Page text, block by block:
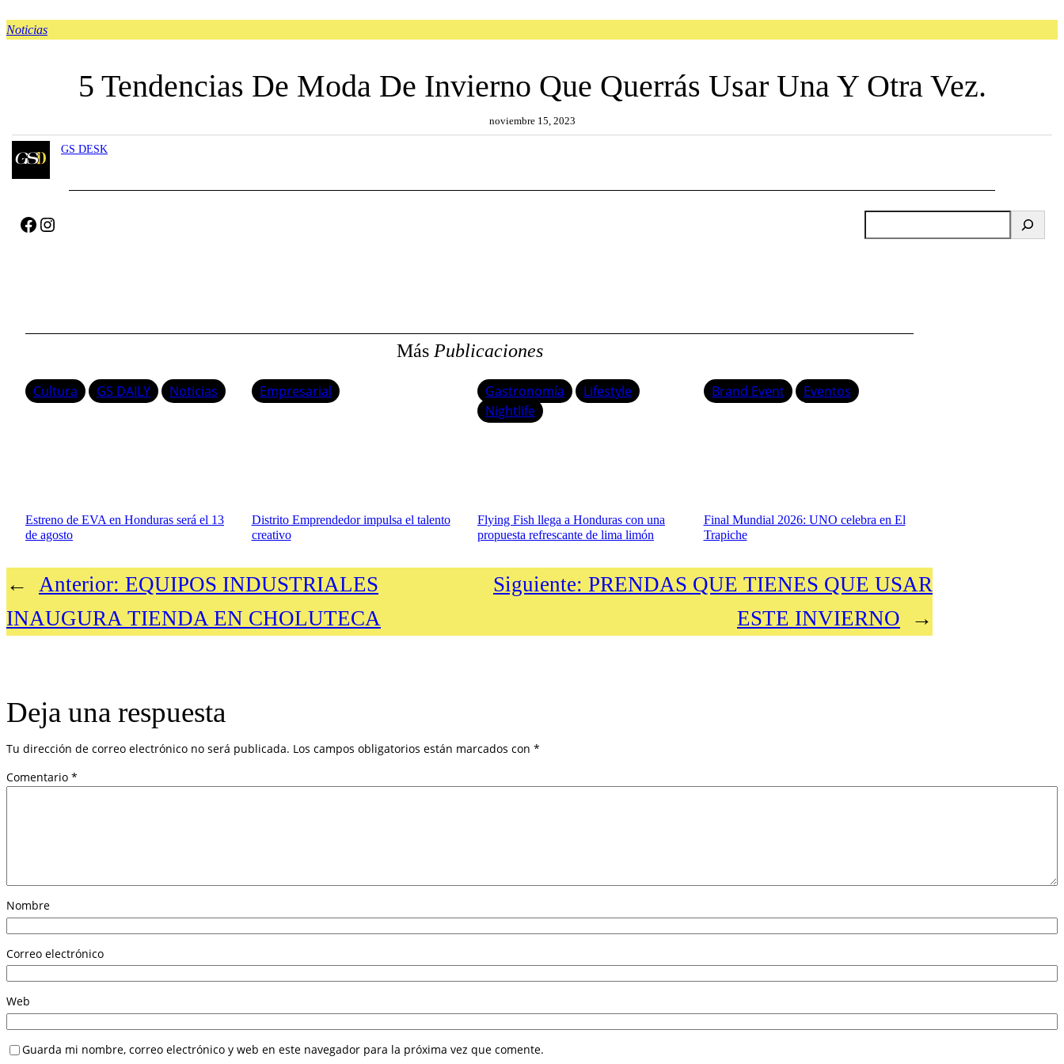
Noticias
5 Tendencias De Moda De Invierno Que Querrás Usar Una Y Otra Vez.
noviembre 15, 2023
GS DESK
Facebook Instagram
u
MásPublicaciones
Cultura GS DAILY Noticias
Estreno de EVA en Honduras será el 13
de agosto
Empresarial
Distrito Emprendedor impulsa el talento
creativo
Gastronomía
Lifestyle
Nightlife
Flying Fish llega a Honduras con una
propuesta refrescante de lima limón
Brand Event Eventos
Final Mundial 2026: UNO celebra en El
Trapiche
← Anterior: EQUIPOS INDUSTRIALES
INAUGURA TIENDA EN CHOLUTECA
Siguiente: PRENDAS QUE TIENES QUE USAR
ESTE INVIERNO
→
Deja una respuesta
Tu dirección de correo electrónico no será publicada. Los campos obligatorios están marcados con *
Comentario *
Nombre
Correo electrónico
Web
Guarda mi nombre, correo electrónico y web en este navegador para la próxima vez que comente.